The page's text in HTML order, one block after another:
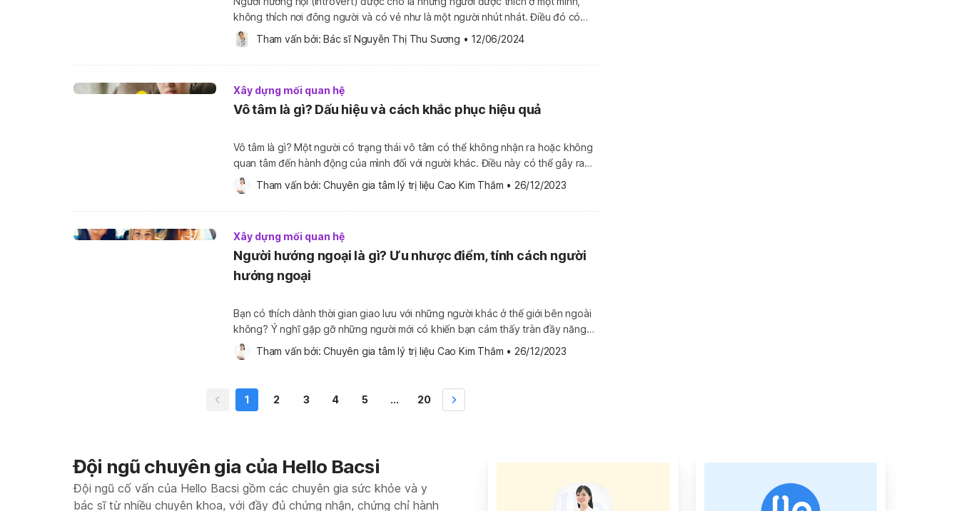
không thích nơi đông người và có vẻ như là một người nhút nhát. Điều đó có
đúng không? Thật sự người hướng nội là gì? Người hướng nội là người như thế
nào? Họ có những đặc điểm tính cách […]
Tham vấn bởi: Bác sĩ Nguyễn Thị Thu Sương • 12/06/2024
Xây dựng mối quan hệ
Vô tâm là gì? Dấu hiệu và cách khắc phục hiệu quả
Vô tâm là gì? Một người có trạng thái vô tâm có thể không nhận ra hoặc không
quan tâm đến hành động của mình đối với người khác. Điều này có thể gây ra
sự bất mãn, khó chịu và xung đột trong quan hệ cá nhân và xã hội. Cùng tìm
hiểu cụ […]
Tham vấn bởi: Chuyên gia tâm lý trị liệu Cao Kim Thắm • 26/12/2023
Xây dựng mối quan hệ
Người hướng ngoại là gì? Ưu nhược điểm, tính cách người
hướng ngoại
Bạn có thích dành thời gian giao lưu với những người khác ở thế giới bên ngoài
không? Ý nghĩ gặp gỡ những người mới có khiến bạn cảm thấy tràn đầy năng
lượng? Nếu xác định được bản thân có những đặc điểm này, bạn có thể là
người hướng ngoại đấy! Cùng tìm […]
Tham vấn bởi: Chuyên gia tâm lý trị liệu Cao Kim Thắm • 26/12/2023
1 2 3 4 5 ... 20
Đội ngũ chuyên gia của Hello Bacsi
Đội ngũ cố vấn của Hello Bacsi gồm các chuyên gia sức khỏe và y
bác sĩ từ nhiều chuyên khoa, với đầy đủ chứng nhận, chứng chỉ hành